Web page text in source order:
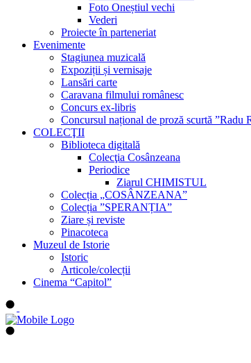
Foto Oneștiul vechi
Vederi
Proiecte în parteneriat
Evenimente
Stagiunea muzicală
Expoziții și vernisaje
Lansări carte
Caravana filmului românesc
Concurs ex-libris
Concursul național de proză scurtă ”Radu
COLECŢII
Biblioteca digitală
Colecţia Cosânzeana
Periodice
Ziarul CHIMISTUL
Colecția „COSÂNZEANA”
Colecția ”SPERANȚIA”
Ziare și reviste
Pinacoteca
Muzeul de Istorie
Istoric
Articole/colecții
Cinema “Capitol”